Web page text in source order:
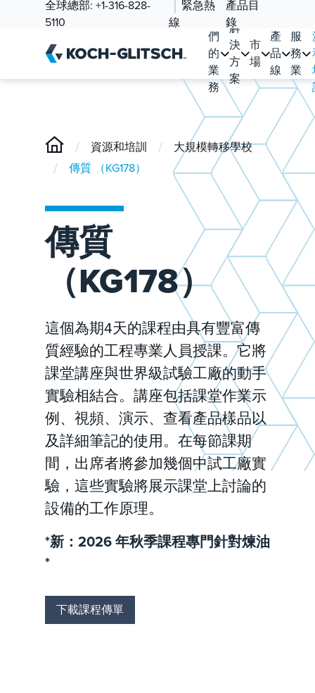
全球總部: +1-316-828-
5110
緊急熱
線
產品目
錄
們
的
業
務
解
決
方
案
市
場
產
品
線
服
務
業
/ 資源和培訓 / 大規模轉移學校
/ 傳質 （KG178）
傳質
（KG178）
這個為期4天的課程由具有豐富傳
質經驗的工程專業人員授課。它將
課堂講座與世界級試驗工廠的動手
實驗相結合。講座包括課堂作業示
例、視頻、演示、查看產品樣品以
及詳細筆記的使用。在每節課期
間，出席者將參加幾個中試工廠實
驗，這些實驗將展示課堂上討論的
設備的工作原理。
*新：2026 年秋季課程專門針對煉油
*
下載課程傳單